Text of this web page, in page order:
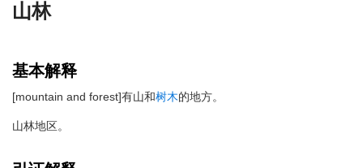
山林
基本解释
[mountain and forest]有山和树木的地方。
山林地区。